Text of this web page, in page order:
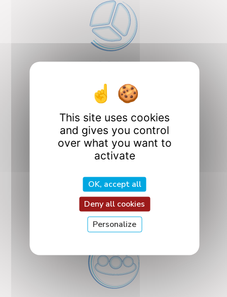
Design, Optimization,
and Mechanics
Design
ICQ
Quantum Interactions
and Controls
This site uses cookies
and gives you control
over what you want to
activate
OK, accept all
Deny all cookies
Personalize